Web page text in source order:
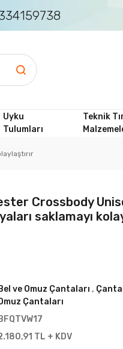
Uyku
Tulumları
Teknik
Crossbody
saklamayı
ve Omuz Çantaları ,
Çantaları
BFQTVW17
TL + KDV